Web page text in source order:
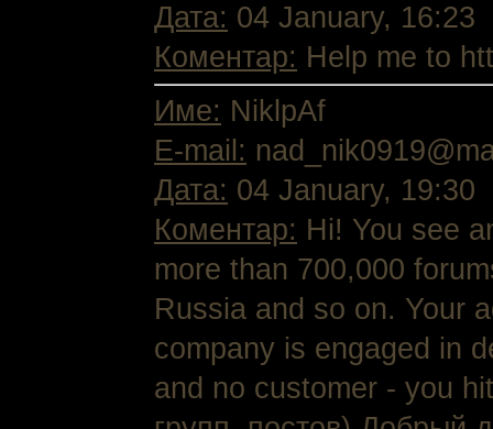
Дата: 04 January, 16:23
Коментар: Help me to
Име: NiklpAf
E-mail:
Дата: 04 January, 19:30
Коментар: Hi! You see
more than 700,000
Russia and so on. Your
company is engaged in
and no customer - you